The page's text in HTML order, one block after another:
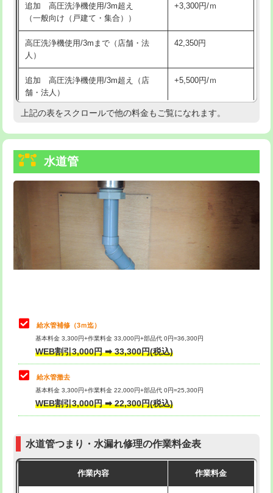
給水管工事※（保温材使用（バンド止
め込み）)
5,500円
給水管工事※（土の掘削・埋め戻し作
業)
11,000円
給水管工事※（塩ビ管（VP・HI）使
用/3ｍまで)
33,000円
給水管工事※（塩ビ管（VP・HI）使
+8,800円
給水管工事※（ライニング鋼管・銅
管・ポリ管・HT管使用/3ｍまで)
給水管工事※（ライニング鋼管・銅
管・ポリ管・HT管使用/3ｍ超え)
排水管工事（土の掘削・埋め戻し作
11,000円~
排水管工事（排水管工事/3ｍまで） 55,000円
マス交換（土の掘削・埋め戻し作業）
マス交換（深さ50㎝未満）
マス交換（深さ50㎝以上）
コンクリート斫り（厚さ10㎝まで）
モルタル補修（厚さ10㎝超え） 38,500円
追加 高圧洗浄機使用/3m超え
（一般向け（戸建て・集合））
+3,300円/ｍ
高圧洗浄機使用/3mまで（店舗・法
人）
42,350円
追加 高圧洗浄機使用/3m超え（店
舗・法人）
+5,500円/ｍ
高度高圧洗浄換 現地調査
トーラー機使用/3mまで
追加トーラー機使用/3m超え
33,000円
8,800円
止水・漏水調査・防水処理・清掃・修
11,000円
理・調整・分解・加工など（中作業）
止水・漏水調査・防水処理・清掃・修
理・調整・分解・加工など（重作業）
33,000円
その他部品の脱着
交換・取付（タンク）
式）)
式・ワンホール）)
上記の表をスクロールで他の料金もご覧になれます。
水道管
給水管補修（3ｍ迄）
基本料金 3,300円+作業料金 33,000円+部品代 0円=36,300円
WEB割引3,000円 ➡ 33,300円(税込)
給水管撤去
基本料金 3,300円+作業料金 22,000円+部品代 0円=25,300円
WEB割引3,000円 ➡ 22,300円(税込)
水道管つまり・水漏れ修理の作業料金表
作業内容 作業料金